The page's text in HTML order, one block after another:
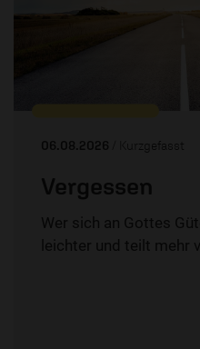
06.08.2026 / Kurzgefasst
Vergessen
Wer sich an Gottes
leichter und teilt mehr